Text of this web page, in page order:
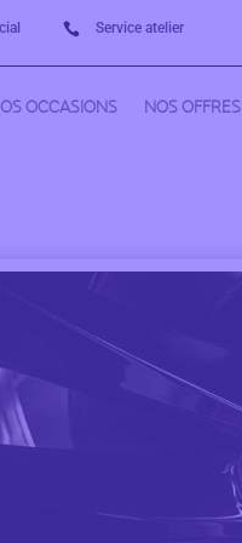
 Service atelier
OCCASIONS NOS OFFRES